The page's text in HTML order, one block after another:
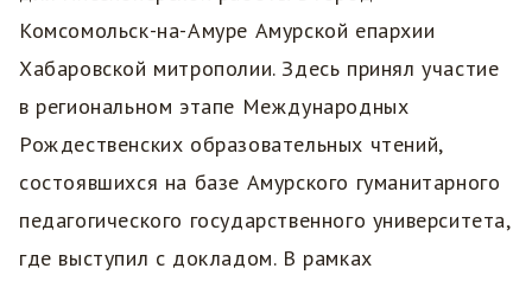
Комсомольск-на-Амуре Амурской епархии
Хабаровской митрополии. Здесь принял участие
в региональном этапе Международных
Рождественских образовательных чтений,
состоявшихся на базе Амурского гуманитарного
педагогического государственного университета,
где выступил с докладом. В рамках